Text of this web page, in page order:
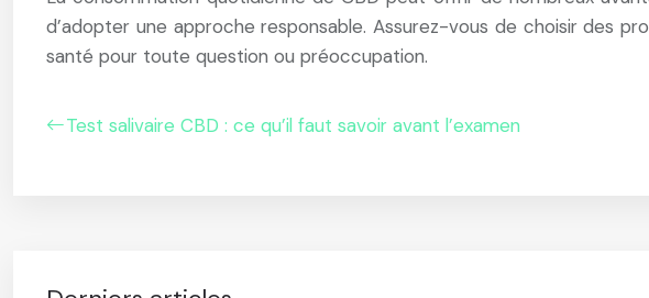
d’adopter une approche responsable. Assurez-vous de choisir des
santé pour toute question ou préoccupation.
Test salivaire CBD : ce qu’il faut savoir avant l’examen